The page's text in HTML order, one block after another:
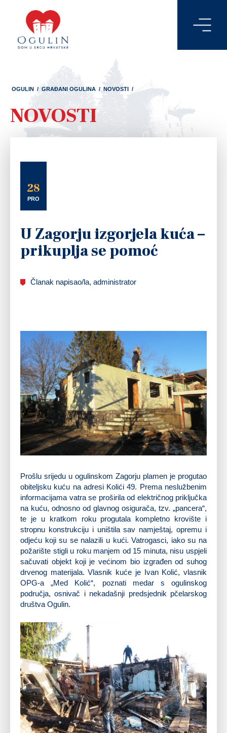
OGULIN / GRAĐANI OGULINA / NOVOSTI /
NOVOSTI
28
PRO
U Zagorju izgorjela kuća –
prikuplja se pomoć
Članak napisao/la, administrator
Prošlu srijedu u ogulinskom Zagorju plamen je progutao
obiteljsku kuću na adresi Kolići 49. Prema neslužbenim
informacijama vatra se proširila od električnog priključka
na kuću, odnosno od glavnog osigurača, tzv. „pancera“,
te je u kratkom roku progutala kompletno krovište i
stropnu konstrukciju i uništila sav namještaj, opremu i
odjeću koji su se nalazili u kući. Vatrogasci, iako su na
požarište stigli u roku manjem od 15 minuta, nisu uspjeli
sačuvati objekt koji je većinom bio izgrađen od suhog
drvenog materijala. Vlasnik kuće je Ivan Kolić, vlasnik
OPG-a „Med Kolić“, poznati medar s ogulinskog
područja, osnivač i nekadašnji predsjednik pčelarskog
društva Ogulin.